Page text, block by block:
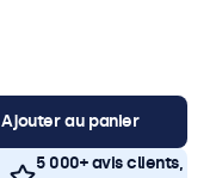
Ajouter au panier
5 000+ avis clients,